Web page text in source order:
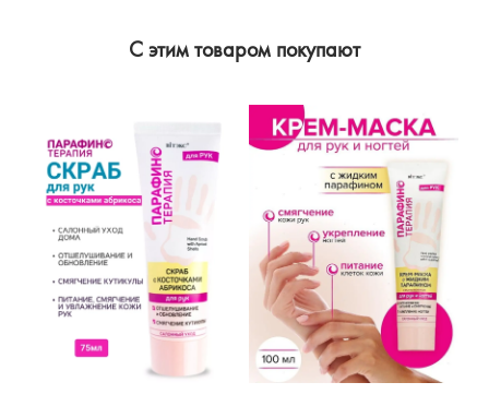
C этим товаром покупают